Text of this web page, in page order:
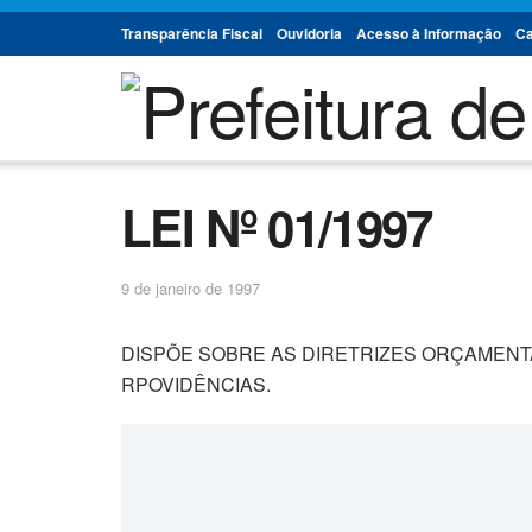
Transparência Fiscal Ouvidoria Acesso à Informação
LEI Nº 01/1997
9 de janeiro de 1997
DISPÕE SOBRE AS DIRETRIZES
RPOVIDÊNCIAS.